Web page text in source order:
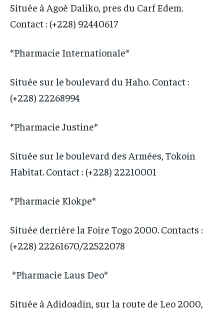
Située à Agoè Daliko, pres du Carf Edem.
Contact : (+228) 92440617
*Pharmacie Internationale*
Située sur le boulevard du Haho. Contact :
(+228) 22268994
*Pharmacie Justine*
Située sur le boulevard des Armées, Tokoin
Habitat. Contact : (+228) 22210001
*Pharmacie Klokpe*
Située derrière la Foire Togo 2000. Contacts :
(+228) 22261670/22522078
*Pharmacie Laus Deo*
Située à Adidoadin, sur la route de Leo 2000,